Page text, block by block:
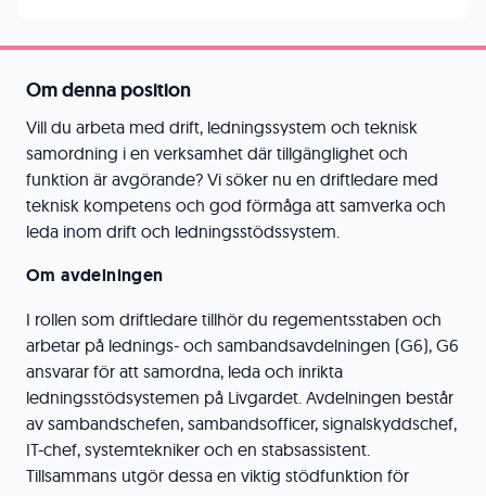
Om denna position
Vill du arbeta med drift, ledningssystem och teknisk
samordning i en verksamhet där tillgänglighet och
funktion är avgörande? Vi söker nu en driftledare med
teknisk kompetens och god förmåga att samverka och
leda inom drift och ledningsstödssystem.
Om avdelningen
I rollen som driftledare tillhör du regementsstaben och
arbetar på lednings- och sambandsavdelningen (G6), G6
ansvarar för att samordna, leda och inrikta
ledningsstödsystemen på Livgardet. Avdelningen består
av sambandschefen, sambandsofficer, signalskyddschef,
IT-chef, systemtekniker och en stabsassistent.
Tillsammans utgör dessa en viktig stödfunktion för